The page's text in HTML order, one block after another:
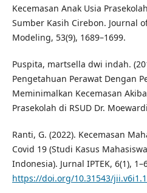
Kecemasan Anak Usia
Sumber Kasih Cirebon. Journal
Modeling, 53(9), 1689–1699.
Puspita, martsella dwi indah.
Pengetahuan Perawat Dengan
Meminimalkan Kecemasan
Prasekolah di RSUD Dr.
Ranti, G. (2022). Kecemasan
Covid 19 (Studi Kasus
Indonesia). Jurnal IPTEK, 6(1),
https://doi.org/10.31543/